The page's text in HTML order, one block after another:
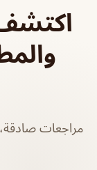
مراجعات صادقة،